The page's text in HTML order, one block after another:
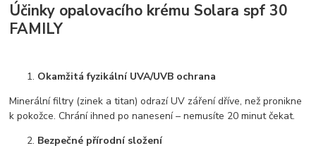
Účinky opalovacího krému Solara spf 30
FAMILY
Okamžitá fyzikální UVA/UVB ochrana
Minerální filtry (zinek a titan) odrazí UV záření dříve, než pronikne
k pokožce. Chrání ihned po nanesení – nemusíte 20 minut čekat.
Bezpečné přírodní složení